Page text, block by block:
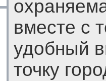
вместе с
удобный
точку